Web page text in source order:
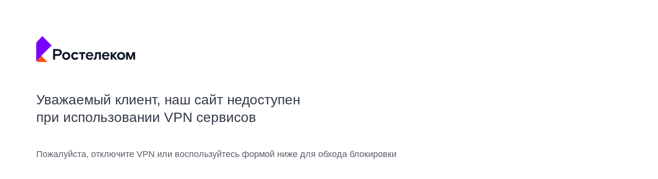
Уважаемый клиент, наш сайт недоступен
при использовании VPN сервисов
Пожалуйста, отключите VPN или воспользуйтесь формой ниже для обхода блокировки